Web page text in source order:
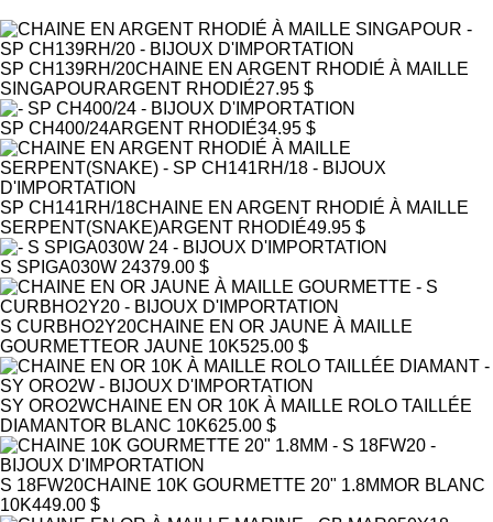
SP CH139RH/20CHAINE EN ARGENT RHODIÉ À MAILLE
SINGAPOURARGENT RHODIÉ27.95 $
SP CH400/24ARGENT RHODIÉ34.95 $
SP CH141RH/18CHAINE EN ARGENT RHODIÉ À MAILLE
SERPENT(SNAKE)ARGENT RHODIÉ49.95 $
S SPIGA030W 24379.00 $
S CURBHO2Y20CHAINE EN OR JAUNE À MAILLE
GOURMETTEOR JAUNE 10K525.00 $
SY ORO2WCHAINE EN OR 10K À MAILLE ROLO TAILLÉE
DIAMANTOR BLANC 10K625.00 $
S 18FW20CHAINE 10K GOURMETTE 20" 1.8MMOR BLANC
10K449.00 $